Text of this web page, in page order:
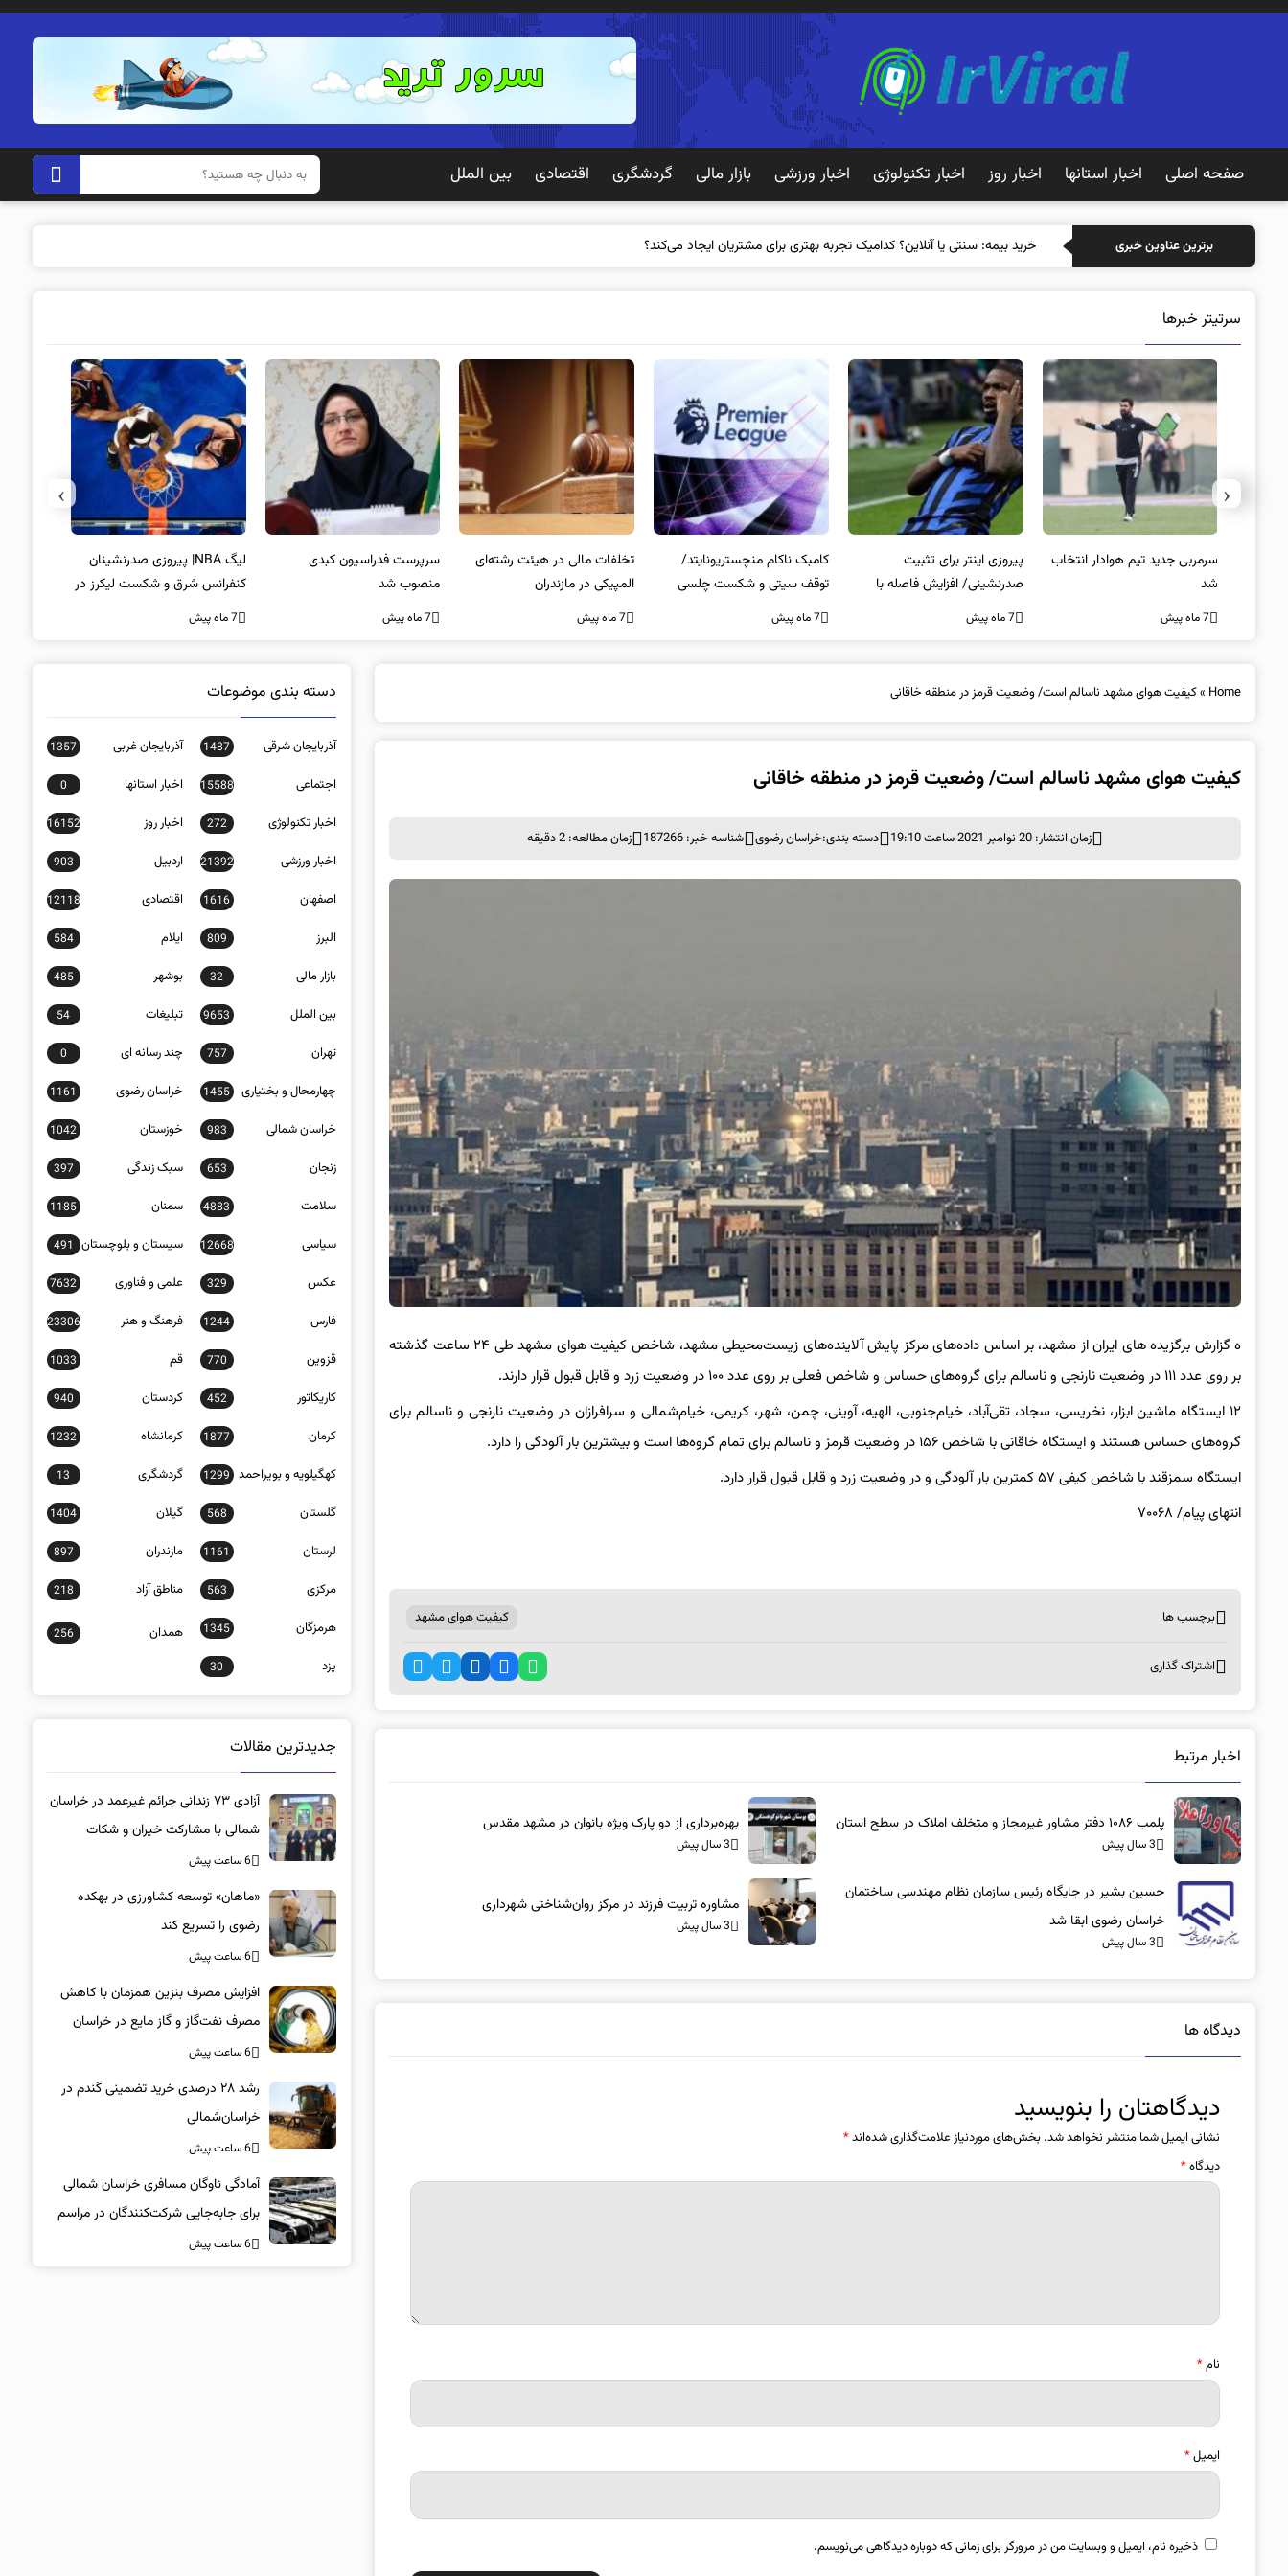
صفحه اصلی اخبار استانها اخبار روز اخبار تکنولوژی اخبار ورزشی بازار مالی گردشگری اقتصادی بین الملل
برترین عناوین خبری خرید بیمه:
سرتیتر خبرها
سرمربی جدید تیم هوادار انتخاب
شد
7 ماه پیش
پیروزی اینتر برای تثبیت
صدرنشینی/ افزایش فاصله با
ناپولی
7 ماه پیش
کامبک ناکام منچستریونایتد/
توقف سیتی و شکست چلسی
7 ماه پیش
تخلفات مالی در هیئت رشته‌ای
المپیکی در مازندران
7 ماه پیش
سرپرست فدراسیون کبدی
منصوب شد
7 ماه پیش
لیگ NBA| پیروزی صدرنشینان
کنفرانس شرق و شکست لیکرز در
غیاب جیمز
7 ماه پیش
‹
›
Home
»کیفیت هوای مشهد ناسالم است/ وضعیت قرمز در منطقه خاقانی
کیفیت هوای مشهد ناسالم است/ وضعیت قرمز در منطقه خاقانی
زمان انتشار: 20 نوامبر 2021 ساعت 19:10 دسته بندی:خراسان رضوی شناسه خبر: 187266 زمان مطالعه: 2 دقیقه
ه گزارش برگزیده های ایران از مشهد، بر اساس داده‌های مرکز پایش آلاینده‌های زیست‌محیطی مشهد، شاخص کیفیت هوای مشهد طی ۲۴ ساعت گذشته
بر روی عدد ۱۱۱ در وضعیت نارنجی و ناسالم برای گروه‌های حساس و شاخص فعلی بر روی عدد ۱۰۰ در وضعیت زرد و قابل قبول قرار دارند.
۱۲ ایستگاه ماشین ابزار، نخریسی، سجاد، تقی‌آباد، خیام‌جنوبی، الهیه، آوینی، چمن، شهر، کریمی، خیام‌شمالی و سرافرازان در وضعیت نارنجی و ناسالم برای
گروه‌های حساس هستند و ایستگاه خاقانی با شاخص ۱۵۶ در وضعیت قرمز و ناسالم برای تمام گروه‌ها است و بیشترین بار آلودگی را دارد.
ایستگاه سمزقند با شاخص‌ کیفی ۵۷ کمترین بار آلودگی و در وضعیت زرد و قابل قبول قرار دارد.
انتهای پیام/ ۷۰۰۶۸
برچسب ها کیفیت هوای مشهد
اشتراک گذاری
اخبار مرتبط
پلمب ۱۰۸۶ دفتر مشاور غیرمجاز و متخلف املاک در سطح استان
3 سال پیش
بهره‌برداری از دو پارک ویژه بانوان در مشهد مقدس
3 سال پیش
حسین بشیر در جایگاه رئیس سازمان نظام مهندسی ساختمان
خراسان رضوی ابقا شد
3 سال پیش
مشاوره تربیت فرزند در مرکز روان‌شناختی شهرداری
3 سال پیش
دیدگاه ها
دیدگاهتان را بنویسید
نشانی ایمیل شما منتشر نخواهد شد. بخش‌های موردنیاز علامت‌گذاری شده‌اند*
دیدگاه*
نام*
ایمیل*
ذخیره نام، ایمیل و وبسایت من در مرورگر برای زمانی که دوباره دیدگاهی می‌نویسم.
دسته بندی موضوعات
آذربایجان شرقی 1487 آذربایجان غربی 1357
اجتماعی 15588 اخبار استانها 0
اخبار تکنولوژی 272 اخبار روز 16152
اخبار ورزشی 21392 اردبیل 903
اصفهان 1616 اقتصادی 12118
البرز 809 ایلام 584
بازار مالی 32 بوشهر 485
بین الملل 9653 تبلیغات 54
تهران 757 چند رسانه ای 0
چهارمحال و بختیاری 1455 خراسان رضوی 1161
خراسان شمالی 983 خوزستان 1042
زنجان 653 سبک زندگی 397
سلامت 4883 سمنان 1185
سیاسی 12668 سیستان و بلوچستان 491
عکس 329 علمی و فناوری 7632
فارس 1244 فرهنگ و هنر 23306
قزوین 770 قم 1033
کاریکاتور 452 کردستان 940
کرمان 1877 کرمانشاه 1232
کهگیلویه و بویراحمد 1299 گردشگری 13
گلستان 568 گیلان 1404
لرستان 1161 مازندران 897
مرکزی 563 مناطق آزاد 218
هرمزگان 1345 همدان 256
یزد 30
جدیدترین مقالات
آزادی ۷۳ زندانی جرائم غیرعمد در خراسان
شمالی با مشارکت خیران و شکات
6 ساعت پیش
«ماهان» توسعه کشاورزی در بهکده
رضوی را تسریع کند
6 ساعت پیش
افزایش مصرف بنزین همزمان با کاهش
مصرف نفت‌گاز و گاز مایع در خراسان
شمالی
6 ساعت پیش
رشد ۲۸ درصدی خرید تضمینی گندم در
خراسان‌شمالی
6 ساعت پیش
آمادگی ناوگان مسافری خراسان شمالی
برای جابه‌جایی شرکت‌کنندگان در مراسم
تشییع پیکر مطهر امام شهید
6 ساعت پیش